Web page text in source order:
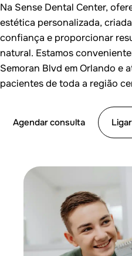
Na Sense Dental Center,
estética personalizada,
confiança e proporcionar
natural. Estamos
Semoran Blvd em Orlando e
pacientes de toda a região
Agendar consulta